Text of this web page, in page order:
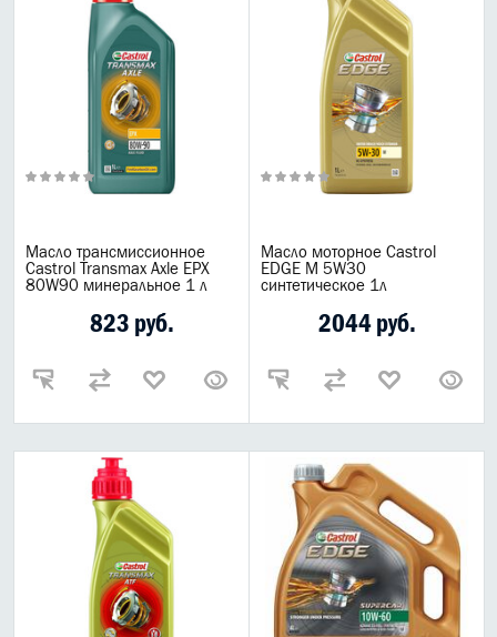
Масло трансмиссионное
Castrol Transmax Axle EPX
80W90 минеральное 1 л
823 руб.
Масло моторное Castrol
EDGE M 5W30
синтетическое 1л
2044 руб.